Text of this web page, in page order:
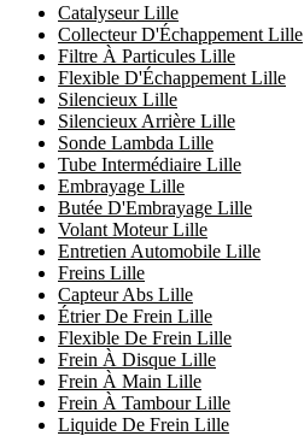
Catalyseur Lille
Collecteur D'Échappement Lille
Filtre À Particules Lille
Flexible D'Échappement Lille
Silencieux Lille
Silencieux Arrière Lille
Sonde Lambda Lille
Tube Intermédiaire Lille
Embrayage Lille
Butée D'Embrayage Lille
Volant Moteur Lille
Entretien Automobile Lille
Freins Lille
Capteur Abs Lille
Étrier De Frein Lille
Flexible De Frein Lille
Frein À Disque Lille
Frein À Main Lille
Frein À Tambour Lille
Liquide De Frein Lille